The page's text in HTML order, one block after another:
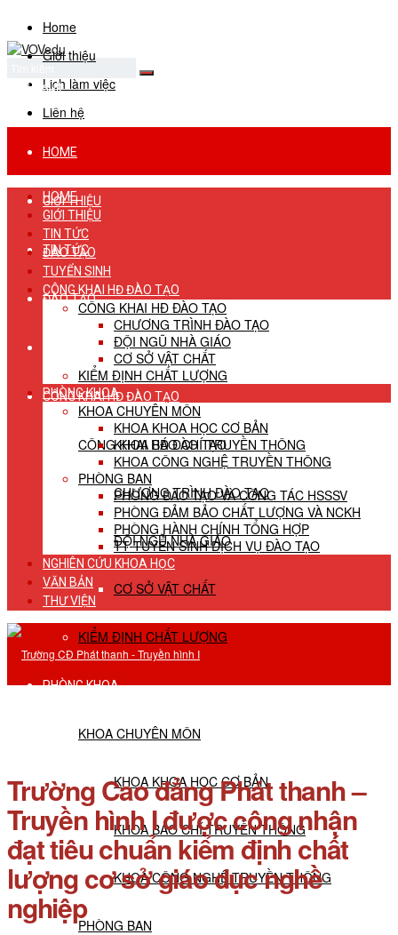
Home
Giới thiệu
Lịch làm việc
Liên hệ
No Result
View All Result
HOME
GIỚI THIỆU
TIN TỨC
ĐÀO TẠO
TUYỂN SINH
CÔNG KHAI HĐ ĐÀO TẠO
CÔNG KHAI HĐ ĐÀO TẠO
CHƯƠNG TRÌNH ĐÀO TẠO
ĐỘI NGŨ NHÀ GIÁO
CƠ SỞ VẬT CHẤT
KIỂM ĐỊNH CHẤT LƯỢNG
PHÒNG KHOA
KHOA CHUYÊN MÔN
KHOA KHOA HỌC CƠ BẢN
KHOA BÁO CHÍ TRUYỀN THÔNG
KHOA CÔNG NGHỆ TRUYỀN THÔNG
PHÒNG BAN
HOME
GIỚI THIỆU
TIN TỨC
ĐÀO TẠO
TUYỂN SINH
CÔNG KHAI HĐ ĐÀO TẠO
CÔNG KHAI HĐ ĐÀO TẠO
CHƯƠNG TRÌNH ĐÀO TẠO
ĐỘI NGŨ NHÀ GIÁO
CƠ SỞ VẬT CHẤT
KIỂM ĐỊNH CHẤT LƯỢNG
PHÒNG KHOA
KHOA CHUYÊN MÔN
KHOA KHOA HỌC CƠ BẢN
KHOA BÁO CHÍ TRUYỀN THÔNG
KHOA CÔNG NGHỆ TRUYỀN THÔNG
PHÒNG BAN
PHÒNG ĐÀO TẠO VÀ CÔNG TÁC HSSSV
PHÒNG ĐẢM BẢO CHẤT LƯỢNG VÀ NCKH
PHÒNG HÀNH CHÍNH TỔNG HỢP
TT TUYỂN SINH DỊCH VỤ ĐÀO TẠO
NGHIÊN CỨU KHOA HỌC
VĂN BẢN
THƯ VIỆN
Trường Cao đẳng Phát thanh –
Truyền hình I được công nhận
đạt tiêu chuẩn kiểm định chất
lượng cơ sở giáo dục nghề
nghiệp